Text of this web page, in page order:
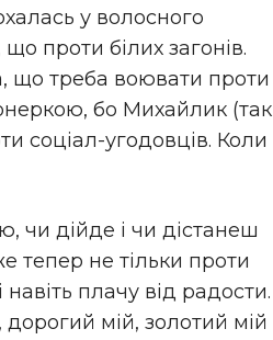
у волосного
проти білих загонів.
що треба воювати проти
бо Михайлик (так
соціал-угодовців. Коли
чи дійде і чи дістанеш
тепер не тільки проти
плачу від радости.
мій, золотий мій